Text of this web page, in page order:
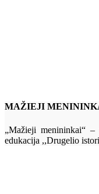
MAŽIEJI
„Mažieji menininkai“
edukacija ,,Drugelio